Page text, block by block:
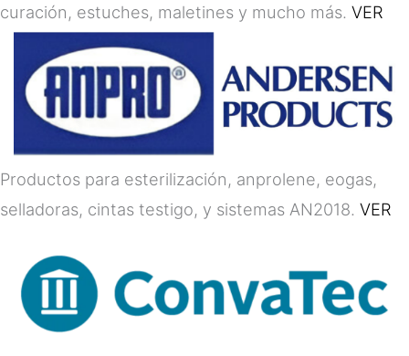
curación, estuches, maletines y mucho más. VER
Productos para esterilización, anprolene, eogas,
selladoras, cintas testigo, y sistemas AN2018. VER